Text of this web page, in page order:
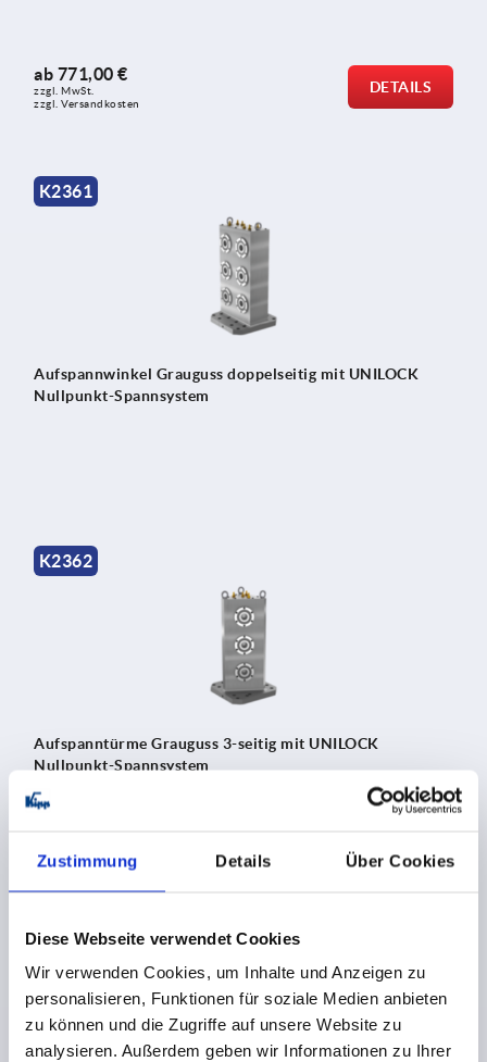
Zustimmung Details Über Cookies
Diese Webseite verwendet Cookies
Wir verwenden Cookies, um Inhalte und Anzeigen zu
personalisieren, Funktionen für soziale Medien anbieten
zu können und die Zugriffe auf unsere Website zu
analysieren. Außerdem geben wir Informationen zu Ihrer
ab 771,00 €
zzgl. MwSt.
zzgl. Versandkosten
DETAILS
K2361
Aufspannwinkel Grauguss doppelseitig mit UNILOCK
Nullpunkt-Spannsystem
K2362
Aufspanntürme Grauguss 3-seitig mit UNILOCK
Nullpunkt-Spannsystem
K2363